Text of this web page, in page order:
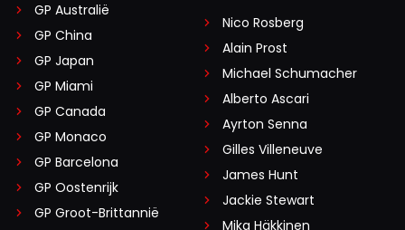
GP Australië
GP China
GP Japan
GP Miami
GP Canada
GP Monaco
GP Barcelona
GP Oostenrijk
GP Groot-Brittannië
Nico Rosberg
Alain Prost
Michael Schumacher
Alberto Ascari
Ayrton Senna
Gilles Villeneuve
James Hunt
Jackie Stewart
Mika Häkkinen